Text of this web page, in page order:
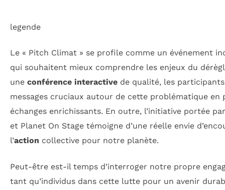
legende
Le « Pitch Climat » se profile comme un événement
qui souhaitent mieux comprendre les enjeux du
une conférence interactive de qualité, les
messages cruciaux autour de cette problématique en
échanges enrichissants. En outre, l’initiative portée
et Planet On Stage témoigne d’une réelle envie
l’action collective pour notre planète.
Peut-être est-il temps d’interroger notre propre
tant qu’individus dans cette lutte pour un avenir